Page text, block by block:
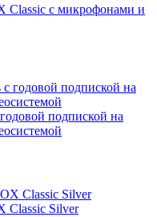
Classic с микрофонами и
подпиской на
Classic Silver